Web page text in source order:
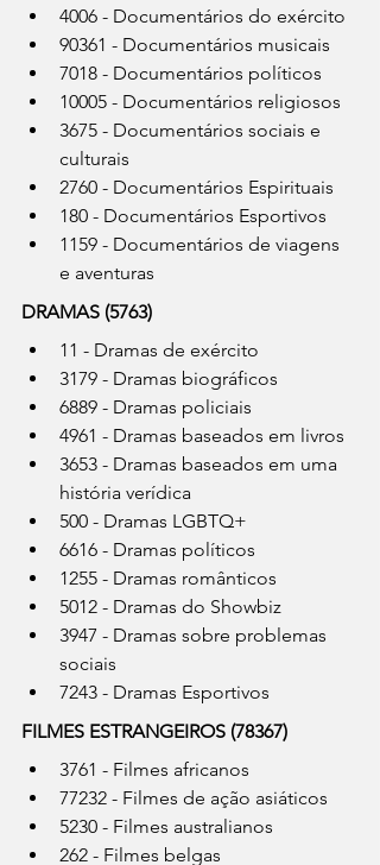
4006 - Documentários do exército
90361 - Documentários musicais
7018 - Documentários políticos
10005 - Documentários religiosos
3675 - Documentários sociais e
culturais
2760 - Documentários Espirituais
180 - Documentários Esportivos
1159 - Documentários de viagens
e aventuras
DRAMAS (5763)
11 - Dramas de exército
3179 - Dramas biográficos
6889 - Dramas policiais
4961 - Dramas baseados em livros
3653 - Dramas baseados em uma
história verídica
500 - Dramas LGBTQ+
6616 - Dramas políticos
1255 - Dramas românticos
5012 - Dramas do Showbiz
3947 - Dramas sobre problemas
sociais
7243 - Dramas Esportivos
FILMES ESTRANGEIROS (78367)
3761 - Filmes africanos
77232 - Filmes de ação asiáticos
5230 - Filmes australianos
262 - Filmes belgas